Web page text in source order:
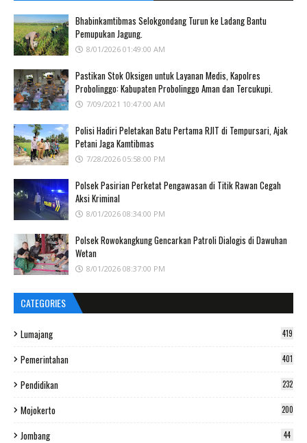
Bhabinkamtibmas Selokgondang Turun ke Ladang Bantu
Pemupukan Jagung.
8/01/2026 01:49:00 AM
Pastikan Stok Oksigen untuk Layanan Medis, Kapolres
Probolinggo: Kabupaten Probolinggo Aman dan Tercukupi.
7/09/2021 10:47:00 AM
Polisi Hadiri Peletakan Batu Pertama RJIT di Tempursari, Ajak
Petani Jaga Kamtibmas
7/28/2026 05:58:00 PM
Polsek Pasirian Perketat Pengawasan di Titik Rawan Cegah
Aksi Kriminal
8/01/2026 08:34:00 PM
Polsek Rowokangkung Gencarkan Patroli Dialogis di Dawuhan
Wetan
8/01/2026 08:37:00 PM
CATEGORIES
Lumajang 419
Pemerintahan 401
Pendidikan 232
Mojokerto 200
Jombang 44